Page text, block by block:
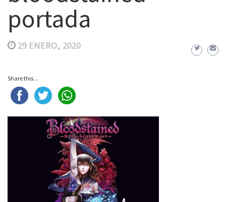
portada
29 ENERO, 2020
Share this...